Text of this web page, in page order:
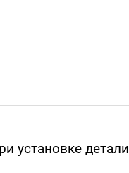
установке детали